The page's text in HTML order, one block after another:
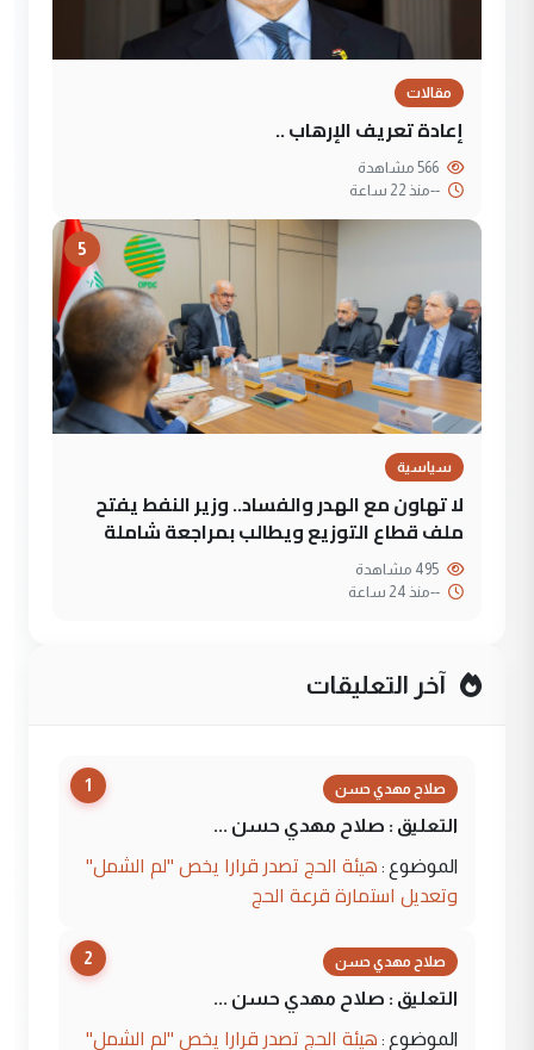
مقالات
إعادة تعريف الإرهاب ..
--منذ 22 ساعة
5
سياسية
لا تهاون مع الهدر والفساد.. وزير النفط يفتح
ملف قطاع التوزيع ويطالب بمراجعة شاملة
--منذ 24 ساعة
آخر التعليقات
1 صلاح مهدي حسن
التعليق : صلاح مهدي حسن ...
الموضوع : هيئة الحج تصدر قرارا يخص "لم الشمل"
وتعديل استمارة قرعة الحج
2 صلاح مهدي حسن
التعليق : صلاح مهدي حسن ...
الموضوع : هيئة الحج تصدر قرارا يخص "لم الشمل"